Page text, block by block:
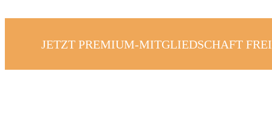
JETZT PREMIUM-MITGLIEDSCHAFT